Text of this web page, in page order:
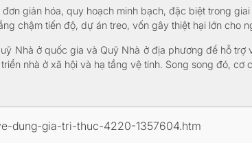
giản hóa, quy hoạch minh bạch, đặc biệt trong
chậm tiến độ, dự án treo, vốn gây thiệt hại lớn cho
Nhà ở quốc gia và Quỹ Nhà ở địa phương để hỗ
nhà ở xã hội và hạ tầng vệ tinh. Song song đó,
dung-gia-tri-thuc-4220-1357604.htm